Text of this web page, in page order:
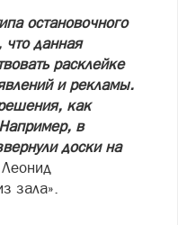
остановочного
что данная
расклейке
и рекламы.
как
в
доски на
Леонид
зала».